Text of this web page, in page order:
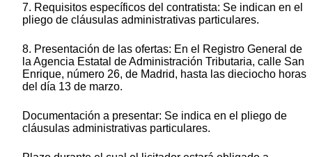
7. Requisitos específicos del contratista: Se indican en el
pliego de cláusulas administrativas particulares.
8. Presentación de las ofertas: En el Registro General de
la Agencia Estatal de Administración Tributaria, calle San
Enrique, número 26, de Madrid, hasta las dieciocho horas
del día 13 de marzo.
Documentación a presentar: Se indica en el pliego de
cláusulas administrativas particulares.